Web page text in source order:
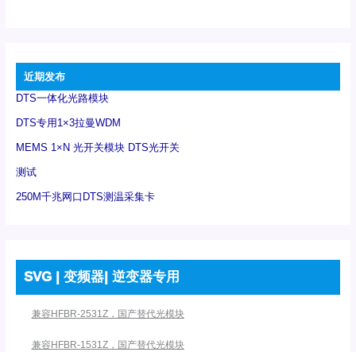
近期发布
DTS一体化光路模块
DTS专用1×3拉曼WDM
MEMS 1×N 光开关模块 DTS光开关
测试
250M千兆网口DTS测温采集卡
SVG | 变频器| 逆变器专用
兼容HFBR-2531Z，国产替代光模块
兼容HFBR-1531Z，国产替代光模块